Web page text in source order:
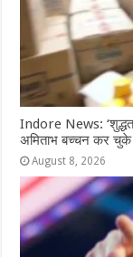
Indore News:
अमिताभ बच्चन कर चुके
August 8, 2026